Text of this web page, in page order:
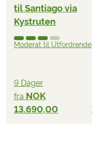
til Santiago via
Kystruten
Moderat til Utfordrende
9 Dager
fra NOK
13.690,00